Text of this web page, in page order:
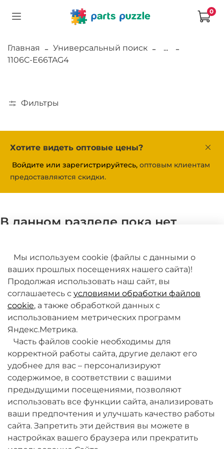
0
Главная Универсальный поиск
...
1106C-E66TAG4
Фильтры
Хотите видеть оптовые цены?
Войдите или зарегистрируйтесь, оптовым клиентам
предоставляются скидки.
В данном разделе пока нет
О компании
Товары и услуги
+7 (495) 789-38-95
09:00 - 18:00 (будни, по МСК)
Мы используем cookie (файлы с данными о
ваших прошлых посещениях нашего сайта)!
Продолжая использовать наш сайт, вы
соглашаетесь с условиями обработки файлов
cookie, а также обработкой данных с
использованием метрических программ
Яндекс.Метрика.
Часть файлов cookie необходимы для
корректной работы сайта, другие делают его
удобнее для вас – персонализируют
содержимое, в соответствии с вашими
предыдущими посещениями, позволяют
использовать все функции сайта, анализировать
ваши предпочтения и улучшать качество работы
сайта. Запретить эти действия вы можете в
настройках вашего браузера или прекратить